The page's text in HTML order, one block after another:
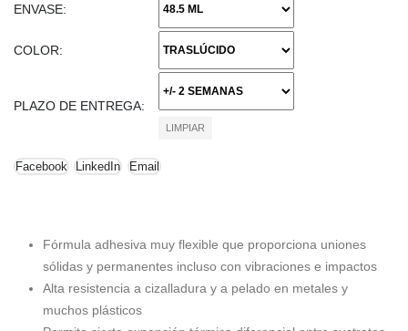
ENVASE
COLOR
PLAZO DE ENTREGA
LIMPIAR
Facebook LinkedIn Email
Fórmula adhesiva muy flexible que proporciona uniones
sólidas y permanentes incluso con vibraciones e impactos
Alta resistencia a cizalladura y a pelado en metales y
muchos plásticos